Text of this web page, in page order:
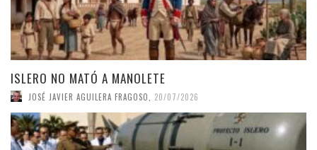
ISLERO NO MATÓ A MANOLETE
JOSÉ JAVIER AGUILERA FRAGOSO 20/07/2026